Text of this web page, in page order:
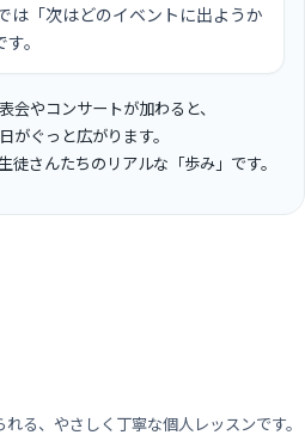
は「次はどのイベントに出ようか
。
会やコンサートが加わると、
がぐっと広がります。
徒さんたちのリアルな「歩み」です。
、
る、やさしく丁寧な個人レッスンです。